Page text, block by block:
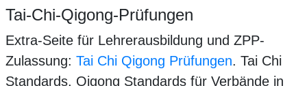
Tai-Chi-Qigong-Prüfungen
Extra-Seite für Lehrerausbildung und ZPP-
Zulassung: Tai Chi Qigong Prüfungen. Tai Chi
Standards, Qigong Standards für Verbände in